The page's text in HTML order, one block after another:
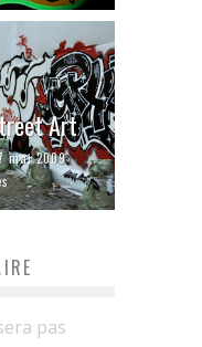
Art
mai 2009
pas